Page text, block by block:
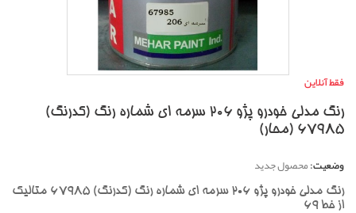
فقط آنلاین
رنگ مدلی خودرو پژو 206 سرمه ای شماره رنگ (کدرنگ)
67985 (محار)
وضعیت:محصول جدید
رنگ مدلی خودرو پژو 206 سرمه ای شماره رنگ (کدرنگ) 67985 متالیک
از خط 69